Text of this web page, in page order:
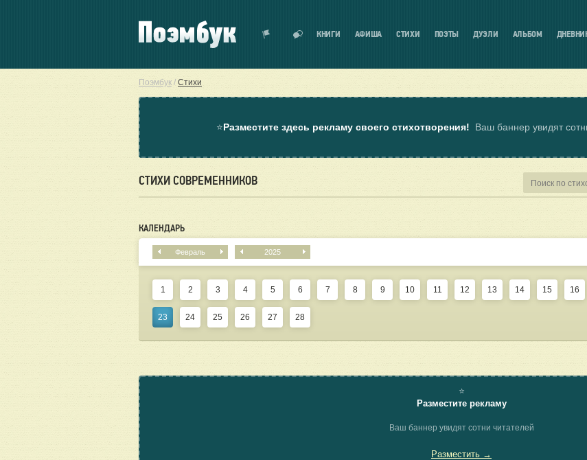
КНИГИ АФИША СТИХИ ПОЭТЫ ДУЭЛИ АЛЬБОМ
Поэмбук / Стихи
⭐Разместите здесь рекламу своего стихотворения! Ваш баннер увидят
СТИХИ СОВРЕМЕННИКОВ
КАЛЕНДАРЬ
Февраль 2025
1 2 3 4 5 6 7 8 9 10 11 12 13 14 15 16
23 24 25 26 27 28
⭐
Разместите рекламу
Ваш баннер увидят сотни читателей
Разместить →